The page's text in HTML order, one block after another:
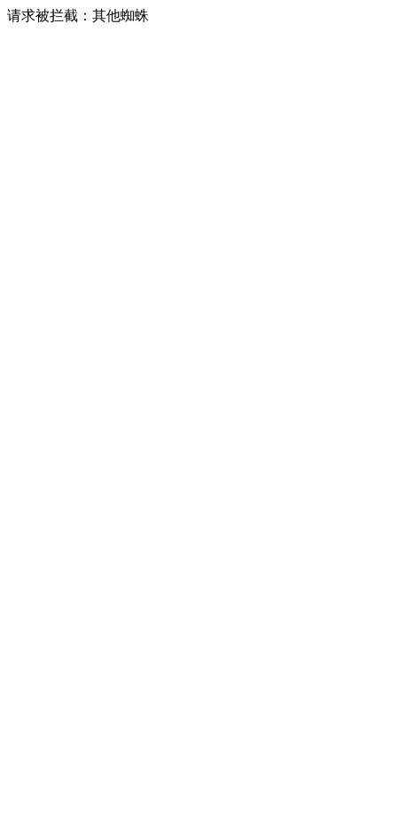
请求被拦截：其他蜘蛛